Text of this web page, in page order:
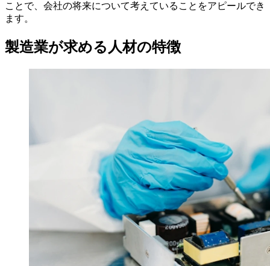
ことで、会社の将来について考えていることをアピールでき
ます。
製造業が求める人材の特徴